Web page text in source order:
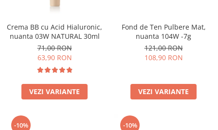
Crema BB cu Acid Hialuronic,
nuanta 03W NATURAL 30ml
71,00 RON
63,90 RON
VEZI VARIANTE
Fond de Ten Pulbere Mat,
nuanta 104W -7g
121,00 RON
108,90 RON
VEZI VARIANTE
-10% -10%